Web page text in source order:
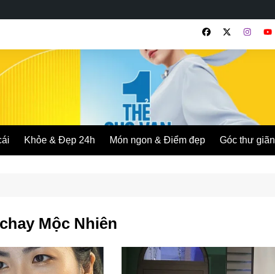
Khỏe & Đẹp 24h Món ngon & Điểm đẹp Góc thư giãn
Mộc Nhiên